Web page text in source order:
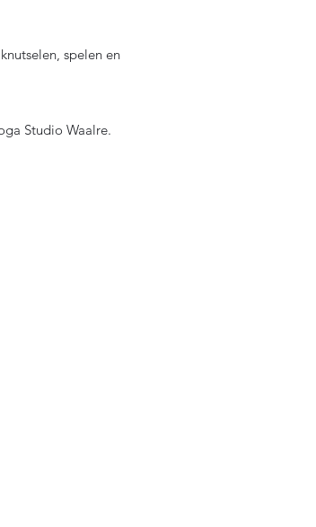
spelen en
Studio Waalre.